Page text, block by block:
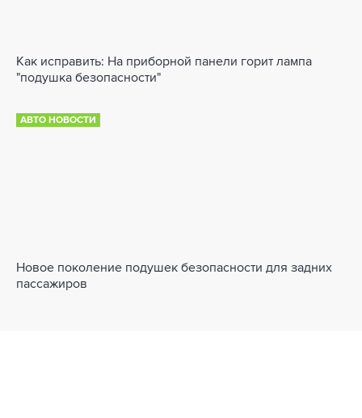
Как исправить: На приборной панели горит лампа
"подушка безопасности"
АВТО НОВОСТИ
Новое поколение подушек безопасности для задних
пассажиров